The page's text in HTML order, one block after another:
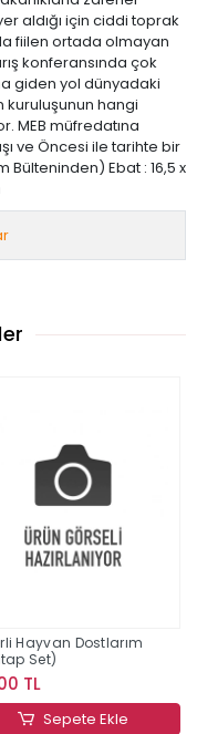
aldığı için ciddi toprak
da fiilen ortada olmayan
konferansında çok
giden yol dünyadaki
kuruluşunun hangi
MEB müfredatına
ve Öncesi ile tarihte bir
Bülteninden) Ebat : 16,5 x
Hayvan Dostlarım
Set)
TL
Sepete Ekle